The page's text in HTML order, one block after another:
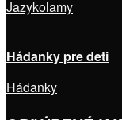
Jazykolamy
Hádanky pre deti
Hádanky